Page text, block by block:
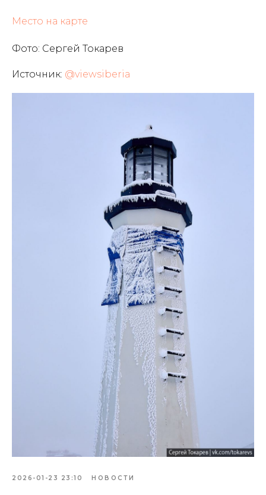
Место на карте
Фото: Сергей Токарев
Источник: @viewsiberia
2026-01-23 23:10 НОВОСТИ